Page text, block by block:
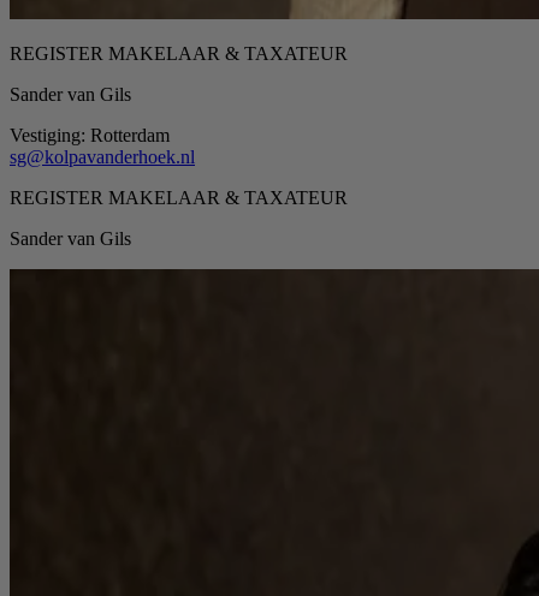
REGISTER MAKELAAR & TAXATEUR
Sander van Gils
Vestiging: Rotterdam
sg@kolpavanderhoek.nl
REGISTER MAKELAAR & TAXATEUR
Sander van Gils